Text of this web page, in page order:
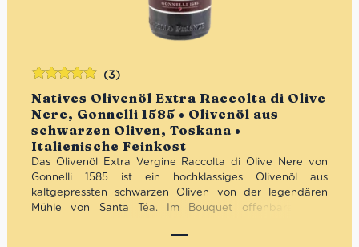
Natives Olivenöl Extra Raccolta di Olive
Nere, Gonnelli 1585 • Olivenöl aus
schwarzen Oliven, Toskana •
Italienische Feinkost
(3)
Das Olivenöl Extra Vergine Raccolta di Olive Nere von
Gonnelli 1585 ist ein hochklassiges Olivenöl aus
kaltgepressten schwarzen Oliven von der legendären
Mühle von Santa Téa. Im Bouquet offenbaren sich
Artischocke. Der Geschmack ist sowohl fruchtig als auch
Bewertet
mit5.00von
5